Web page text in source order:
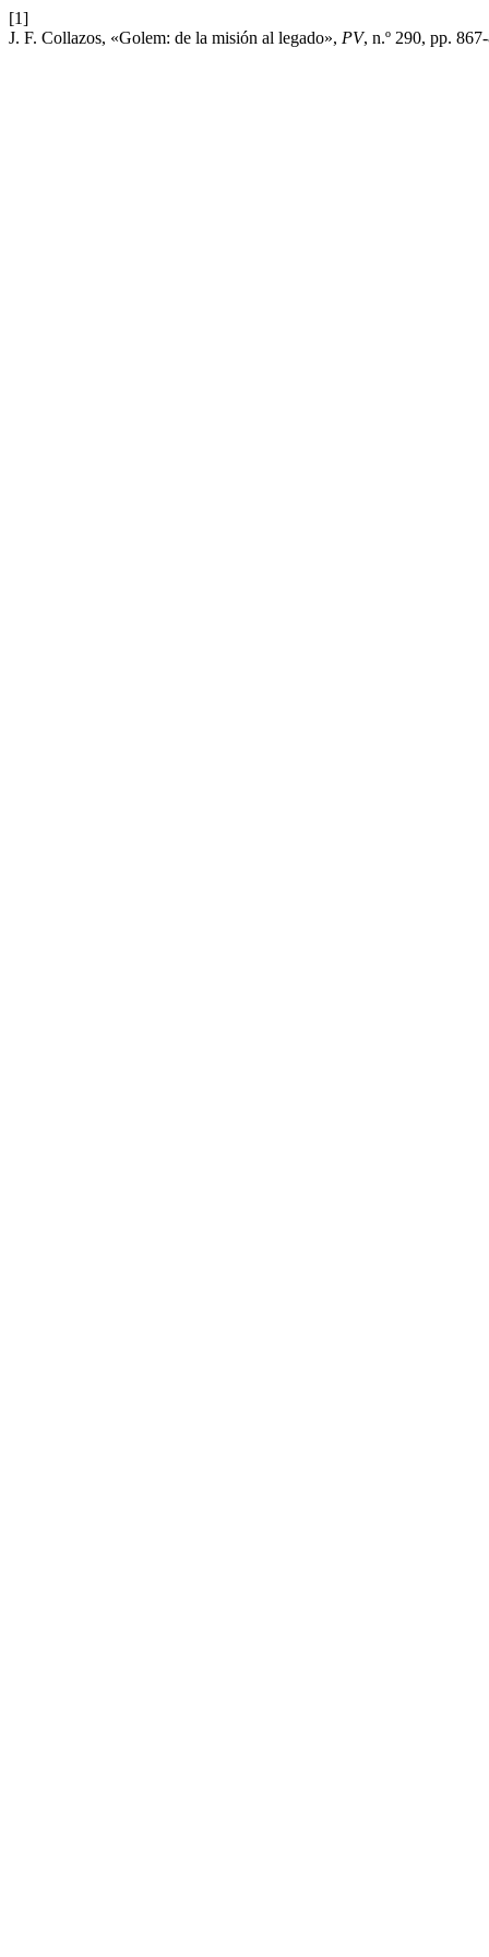
[1]
J. F. Collazos, «Golem: de la misión al legado», PV, n.º 290, pp.